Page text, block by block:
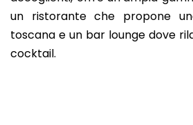
un ristorante che propone
toscana e un bar lounge dove
cocktail.